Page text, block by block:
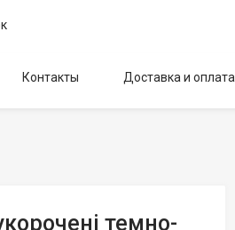
Контакты Доставка и оплата
темно-